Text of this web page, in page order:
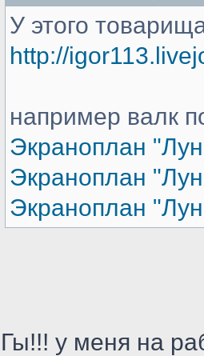
У этого
http://
например валк
Экраноплан
Экраноплан
Экраноплан
Гы!!! у меня на